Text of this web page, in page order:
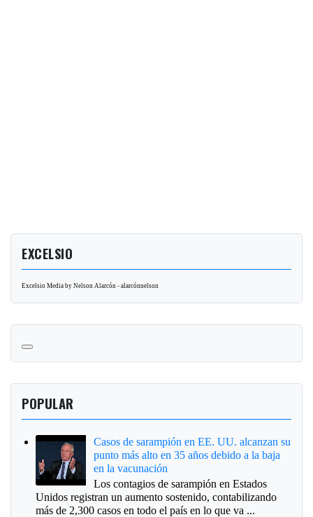
EXCELSIO
Excelsio Media by Nelson Alarcón - alarcónnelson
POPULAR
Casos de sarampión en EE. UU. alcanzan su
punto más alto en 35 años debido a la baja
en la vacunación
Los contagios de sarampión en Estados
Unidos registran un aumento sostenido, contabilizando
más de 2,300 casos en todo el país en lo que va ...